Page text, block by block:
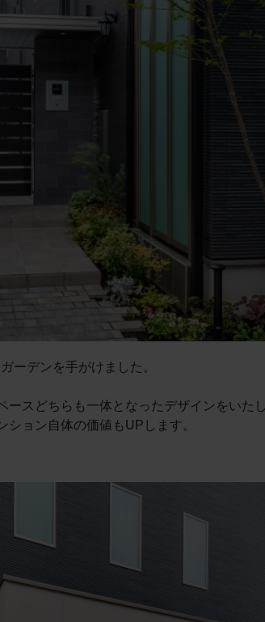
ーデンを手がけました。
ースどちらも一体となったデザインをいた
ョン自体の価値もUPします。